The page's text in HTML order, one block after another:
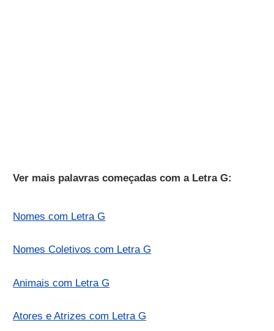
Ver mais palavras começadas com a Letra G:
Nomes com Letra G
Nomes Coletivos com Letra G
Animais com Letra G
Atores e Atrizes com Letra G